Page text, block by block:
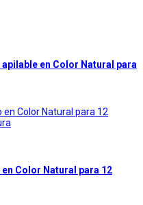
en Color Natural para
Color Natural para 12